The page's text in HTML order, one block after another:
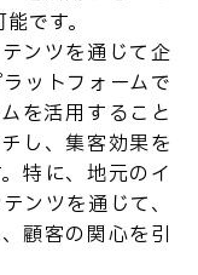
です。
ンツを通じて企
ットフォームで
を活用すること
し、集客効果を
特に、地元のイ
ンツを通じて、
顧客の関心を引